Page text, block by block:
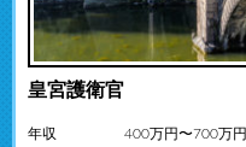
皇宮護衛官
年収 400万円〜700万円